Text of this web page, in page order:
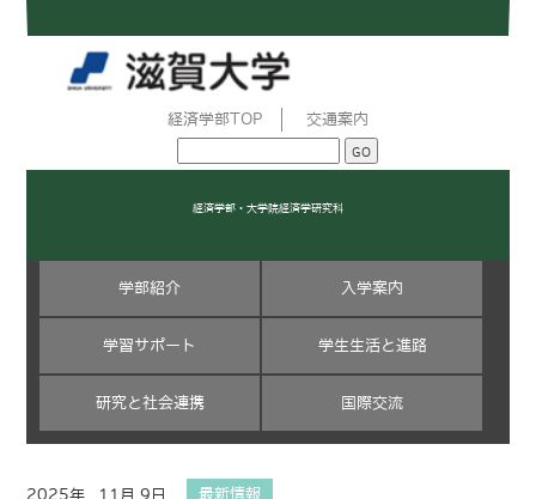
経済学部TOP 交通案内
経済学部・大学院経済学研究科
学部紹介 入学案内
学習サポート 学生生活と進路
研究と社会連携 国際交流
2025年 11月 9日 最新情報